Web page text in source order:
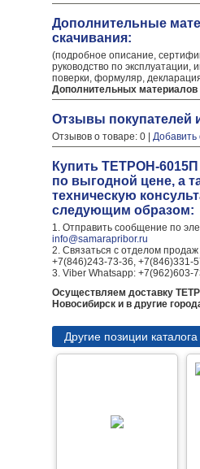
Дополнительные
скачивания:
(подробное описание,
руководство по эксплуатации,
поверки, формуляр,
Дополнительных материалов
Отзывы покупателей
Отзывов о товаре: 0 |
Купить ТЕТРОН-
по выгодной цене, а
техническую
следующим образом:
1. Отправить сообщение по
info@samarapribor.ru
2. Связаться с отделом
+7(846)243-73-36, +7(846)331-
3. Viber Whatsapp: +7(962)603-
Осуществляем доставку
Новосибирск и в другие
Другие позиции каталога